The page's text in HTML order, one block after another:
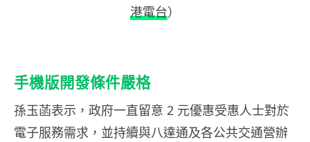
港電台）
手機版開發條件嚴格
孫玉菡表示，政府一直留意 2 元優惠受惠人士對於
電子服務需求，並持續與八達通及各公共交通營辦